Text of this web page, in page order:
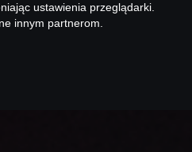
ustawienia przeglądarki.
innym partnerom.